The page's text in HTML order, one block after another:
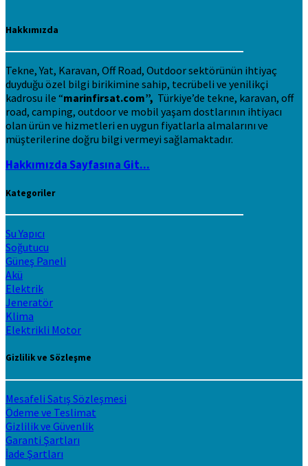
Hakkımızda
Tekne, Yat, Karavan, Off Road, Outdoor sektörünün ihtiyaç
duyduğu özel bilgi birikimine sahip, tecrübeli ve yenilikçi
kadrosu ile “marinfirsat.com”, Türkiye’de tekne, karavan, off
road, camping, outdoor ve mobil yaşam dostlarının ihtiyacı
olan ürün ve hizmetleri en uygun fiyatlarla almalarını ve
müşterilerine doğru bilgi vermeyi sağlamaktadır.
Hakkımızda Sayfasına Git...
Kategoriler
Su Yapıcı
Soğutucu
Güneş Paneli
Akü
Elektrik
Jeneratör
Klima
Elektrikli Motor
Gizlilik ve Sözleşme
Mesafeli Satış Sözleşmesi
Ödeme ve Teslimat
Gizlilik ve Güvenlik
Garanti Şartları
İade Şartları